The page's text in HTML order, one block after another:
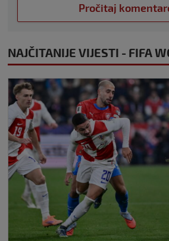
Pročitaj
NAJČITANIJE VIJESTI - FIFA